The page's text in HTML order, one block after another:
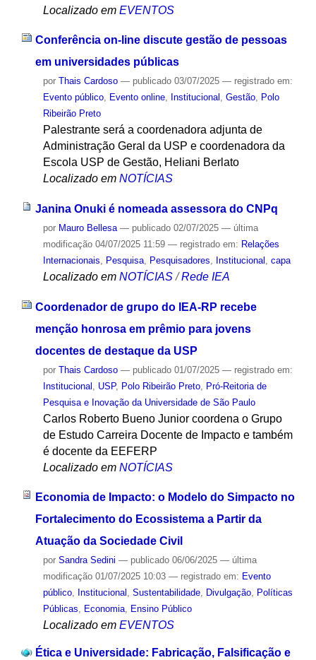
Localizado em EVENTOS
Conferência on-line discute gestão de pessoas
em universidades públicas
por Thais Cardoso — publicado03/07/2025 — registrado em:
Evento público, Evento online, Institucional , Gestão, Polo
Ribeirão Preto
Palestrante será a coordenadora adjunta de
Administração Geral da USP e coordenadora da
Escola USP de Gestão, Heliani Berlato
Localizado em NOTÍCIAS
Janina Onuki é nomeada assessora do CNPq
por Mauro Bellesa — publicado02/07/2025 — última
modificação04/07/2025 11:59 — registrado em: Relações
Internacionais, Pesquisa, Pesquisadores, Institucional , capa
Localizado em NOTÍCIAS /Rede IEA
Coordenador de grupo do IEA-RP recebe
menção honrosa em prêmio para jovens
docentes de destaque da USP
por Thais Cardoso — publicado01/07/2025 — registrado em:
Institucional
USP, Polo Ribeirão Preto, Pró-Reitoria de
Pesquisa e Inovação da Universidade de São Paulo
Carlos Roberto Bueno Junior coordena o Grupo
de Estudo Carreira Docente de Impacto e também
é docente da EEFERP
Localizado em NOTÍCIAS
Economia de Impacto: o Modelo do Simpacto no
Fortalecimento do Ecossistema a Partir da
Atuação da Sociedade Civil
por Sandra Sedini — publicado06/06/2025 — última
modificação01/07/2025 10:03 — registrado em: Evento
público, Institucional , Sustentabilidade, Divulgação, Políticas
Públicas, Economia, Ensino Público
Localizado em EVENTOS
Ética e Universidade: Fabricação, Falsificação e